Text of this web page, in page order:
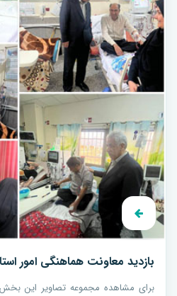
برای مشاهده مجموعه تصاویر این